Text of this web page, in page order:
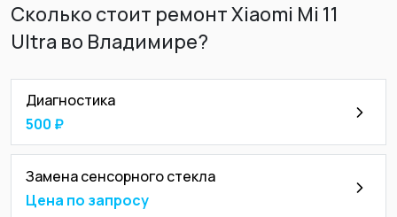
Сколько стоит ремонт Xiaomi Mi 11
Ultra во Владимире?
Диагностика
500 ₽
Замена сенсорного стекла
Цена по запросу